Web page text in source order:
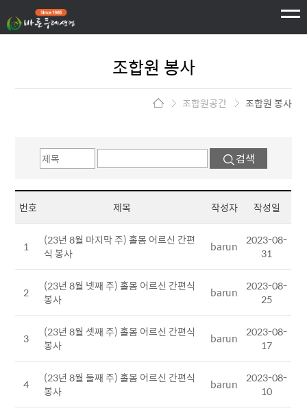
본문 바로가기
주메뉴 바로가기
하단 바로가기
조합원 봉사
조합원공간 조합원 봉사
검색
번호 제목 작성자 작성일
1
(23년 8월 마지막 주) 홀몸 어르신 간편
식 봉사
barun
2023-08-
31
2
(23년 8월 넷째 주) 홀몸 어르신 간편식
봉사
barun
2023-08-
25
3
(23년 8월 셋째 주) 홀몸 어르신 간편식
봉사
barun
2023-08-
17
4
(23년 8월 둘째 주) 홀몸 어르신 간편식
봉사
barun
2023-08-
10